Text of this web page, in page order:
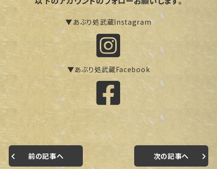
▼あぶり処武蔵Instagram
▼あぶり処武蔵Facebook
前の記事へ 次の記事へ